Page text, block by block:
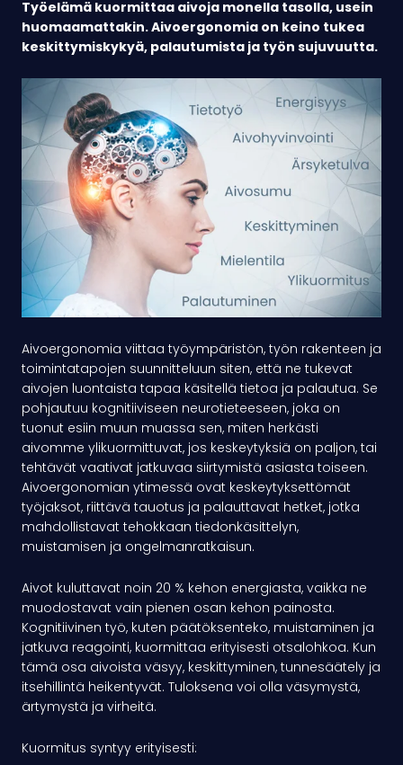
Työelämä kuormittaa aivoja monella tasolla, usein
huomaamattakin. Aivoergonomia on keino tukea
keskittymiskykyä, palautumista ja työn sujuvuutta.
Aivoergonomia viittaa työympäristön, työn rakenteen ja
toimintatapojen suunnitteluun siten, että ne tukevat
aivojen luontaista tapaa käsitellä tietoa ja palautua. Se
pohjautuu kognitiiviseen neurotieteeseen, joka on
tuonut esiin muun muassa sen, miten herkästi
aivomme ylikuormittuvat, jos keskeytyksiä on paljon, tai
tehtävät vaativat jatkuvaa siirtymistä asiasta toiseen.
Aivoergonomian ytimessä ovat keskeytyksettömät
työjaksot, riittävä tauotus ja palauttavat hetket, jotka
mahdollistavat tehokkaan tiedonkäsittelyn,
muistamisen ja ongelmanratkaisun.
Aivot kuluttavat noin 20 % kehon energiasta, vaikka ne
muodostavat vain pienen osan kehon painosta.
Kognitiivinen työ, kuten päätöksenteko, muistaminen ja
jatkuva reagointi, kuormittaa erityisesti otsalohkoa. Kun
tämä osa aivoista väsyy, keskittyminen, tunnesäätely ja
itsehillintä heikentyvät. Tuloksena voi olla väsymystä,
ärtymystä ja virheitä.
Kuormitus syntyy erityisesti: